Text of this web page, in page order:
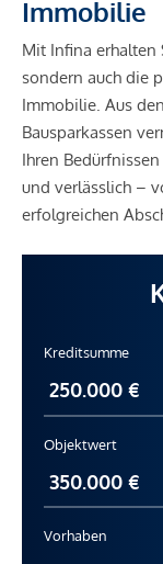
Immobilie
Mit Infina erhalten
sondern auch die
Immobilie. Aus
Bausparkassen
Ihren
und verlässlich –
erfolgreichen
Kreditsumme
Objektwert
Vorhaben